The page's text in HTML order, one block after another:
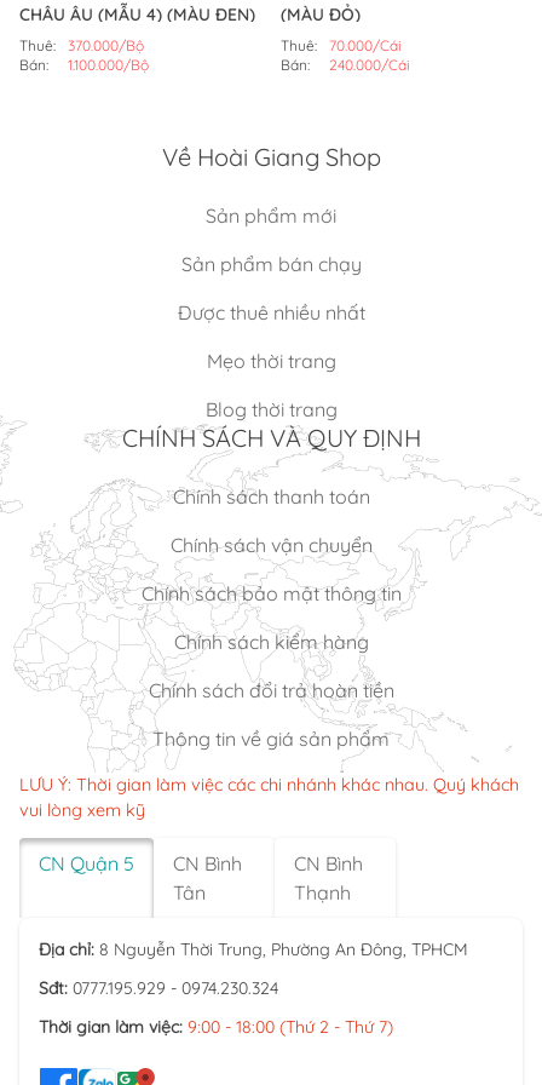
CHÂU ÂU (MẪU 4) (MÀU ĐEN)
Thuê:
370.000/Bộ
Bán:
1.100.000/Bộ
(MÀU ĐỎ)
Thuê:
70.000/Cái
Bán:
240.000/Cái
Về Hoài Giang Shop
Sản phẩm mới
Sản phẩm bán chạy
Được thuê nhiều nhất
Mẹo thời trang
Blog thời trang
CHÍNH SÁCH VÀ QUY ĐỊNH
Chính sách thanh toán
Chính sách vận chuyển
Chính sách bảo mật thông tin
Chính sách kiểm hàng
Chính sách đổi trả hoàn tiền
Thông tin về giá sản phẩm
LƯU Ý: Thời gian làm việc các chi nhánh khác nhau. Quý khách
vui lòng xem kỹ
CN Quận 5
CN Bình
Tân
CN Bình
Thạnh
Địa chỉ: 8 Nguyễn Thời Trung, Phường An Đông, TPHCM
Sđt: 0777.195.929 - 0974.230.324
Thời gian làm việc: 9:00 - 18:00 (Thứ 2 - Thứ 7)